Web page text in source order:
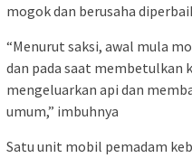
mogok dan berusaha
“Menurut saksi, awal mula
dan pada saat
mengeluarkan api dan
umum,” imbuhnya
Satu unit mobil pemadam